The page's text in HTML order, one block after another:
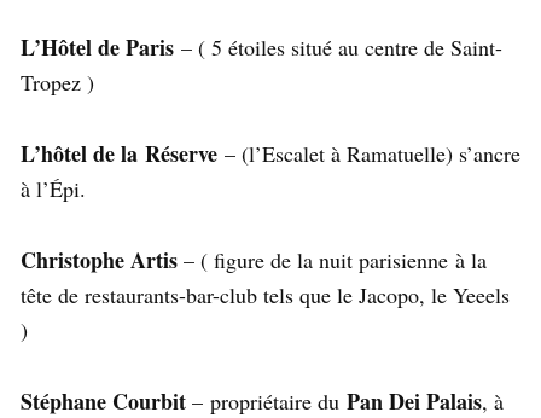
L’Hôtel de Paris – ( 5 étoiles situé au centre de Saint-
Tropez )
L’hôtel de la Réserve – (l’Escalet à Ramatuelle) s’ancre
à l’Épi.
Christophe Artis – ( figure de la nuit parisienne à la
tête de restaurants-bar-club tels que le Jacopo, le Yeeels
)
Stéphane Courbit – propriétaire du Pan Dei Palais, à